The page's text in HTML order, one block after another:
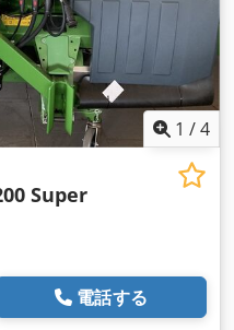
1 /4
Super
電話する